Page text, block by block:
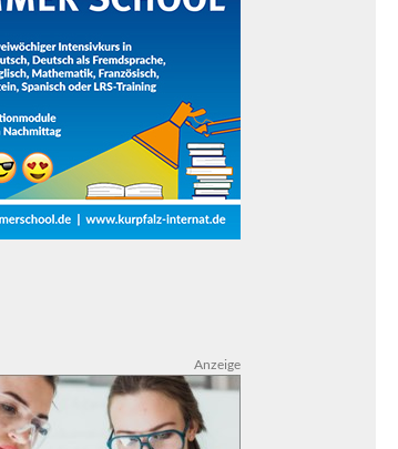
Anzeige